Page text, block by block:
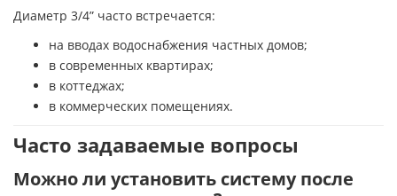
Диаметр 3/4” часто встречается:
на вводах водоснабжения частных домов;
в современных квартирах;
в коттеджах;
в коммерческих помещениях.
Часто задаваемые вопросы
Можно ли установить систему после